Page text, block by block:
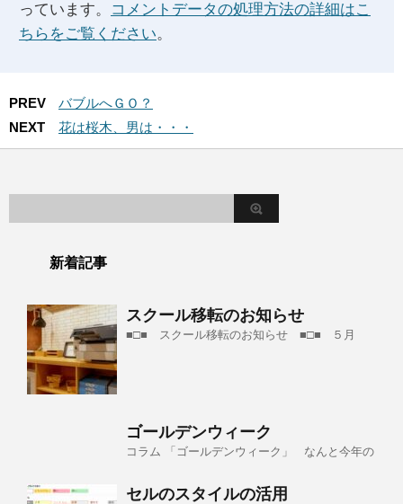
っています。
コメントデータの処理方法の詳細はこ
ちらをご覧ください。
PREV
バブルへＧＯ？
NEXT
花は桜木、男は・・・
新着記事
スクール移転のお知らせ
■□■ スクール移転のお知らせ ■□■ ５月
ゴールデンウィーク
コラム 「ゴールデンウィーク」 なんと今年の
セルのスタイルの活用